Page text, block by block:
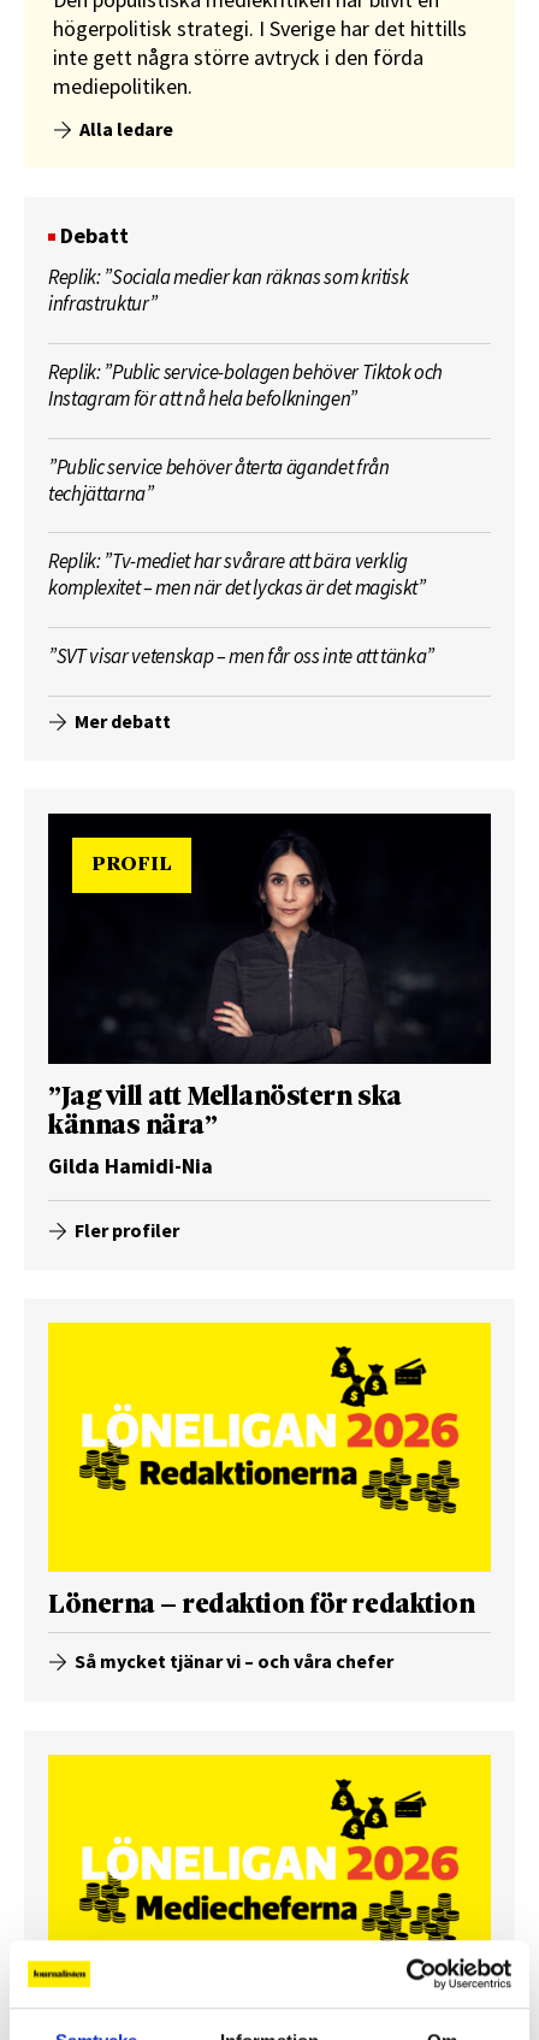
högerpolitisk strategi. I Sverige har det hittills
inte gett några större avtryck i den förda
mediepolitiken.
Alla ledare
Debatt
Replik: ”Sociala medier kan räknas som kritisk
infrastruktur”
Replik: ”Public service-bolagen behöver Tiktok och
Instagram för att nå hela befolkningen”
”Public service behöver återta ägandet från
techjättarna”
Replik: ”Tv-mediet har svårare att bära verklig
komplexitet – men när det lyckas är det magiskt”
”SVT visar vetenskap – men får oss inte att tänka”
Mer debatt
PROFIL
”Jag vill att Mellanöstern ska
kännas nära”
Gilda Hamidi-Nia
Fler profiler
Lönerna – redaktion för redaktion
Så mycket tjänar vi – och våra chefer